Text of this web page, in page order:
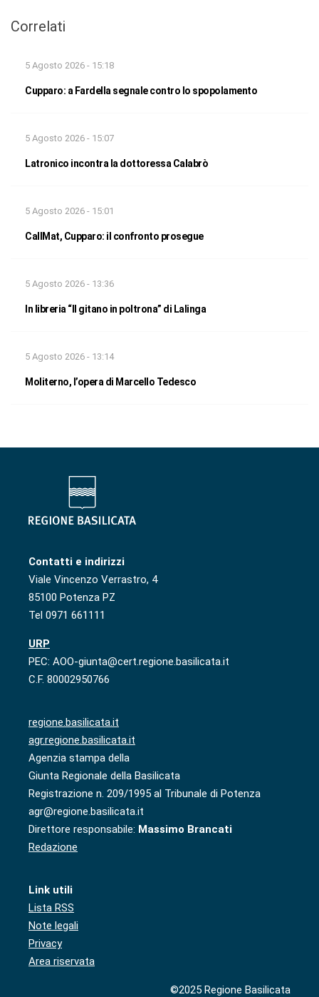
Correlati
5 Agosto 2026 - 15:18
Cupparo: a Fardella segnale contro lo spopolamento
5 Agosto 2026 - 15:07
Latronico incontra la dottoressa Calabrò
5 Agosto 2026 - 15:01
CallMat, Cupparo: il confronto prosegue
5 Agosto 2026 - 13:36
In libreria “Il gitano in poltrona” di Lalinga
5 Agosto 2026 - 13:14
Moliterno, l’opera di Marcello Tedesco
Contatti e indirizzi
Viale Vincenzo Verrastro, 4
85100 Potenza PZ
Tel 0971 661111
URP
PEC: AOO-giunta@cert.regione.basilicata.it
C.F. 80002950766
regione.basilicata.it
agr.regione.basilicata.it
Agenzia stampa della
Giunta Regionale della Basilicata
Registrazione n. 209/1995 al Tribunale di Potenza
agr@regione.basilicata.it
Direttore responsabile: Massimo Brancati
Redazione
Link utili
Lista RSS
Note legali
Privacy
Area riservata
©2025 Regione Basilicata